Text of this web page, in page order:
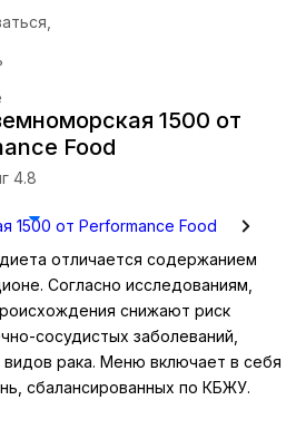
1500 от
Food
4.8
отличается содержанием
Согласно исследованиям,
снижают риск
сосудистых заболеваний,
рака. Меню включает в себя
сбалансированных по КБЖУ.